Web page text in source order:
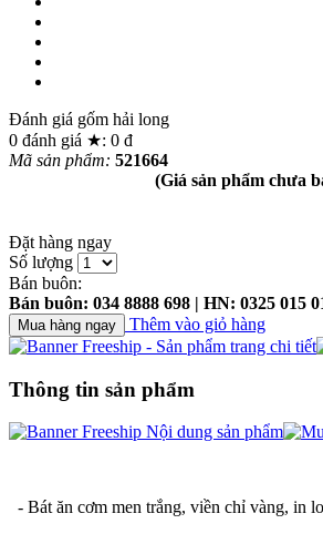
Đánh giá gốm hải long
0 đánh giá ★: 0 đ
Mã sản phẩm: 521664
(Giá sản phẩm chưa
Đặt hàng ngay
Số lượng
Bán buôn:
Bán buôn: 034 8888 698 | HN: 0325 015
Thêm vào giỏ hàng
Thông tin sản phẩm
- Bát ăn cơm men trắng, viền chỉ vàng, in